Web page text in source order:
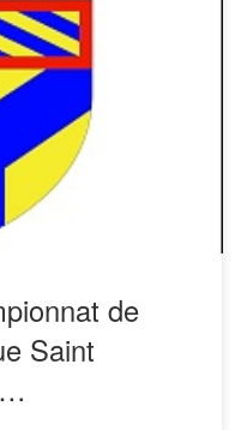
LOUBIC- Jacques
et Garonne) Merci à
des photos dans cet
No-2-1Télécharger
DE-PETANQUE-
se mesurer à des
France, dont deux
de
Saint